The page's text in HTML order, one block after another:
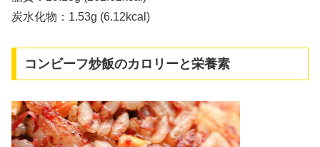
炭水化物：1.53g (6.12kcal)
コンビーフ炒飯のカロリーと栄養素